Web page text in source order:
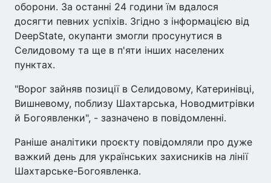
оборони. За останні 24 години їм вдалося
досягти певних успіхів. Згідно з інформацією від
DeepState, окупанти змогли просунутися в
Селидовому та ще в п'яти інших населених
пунктах.
"Ворог зайняв позиції в Селидовому, Катеринівці,
Вишневому, поблизу Шахтарська, Новодмитрівки
й Богоявленки", - зазначено в повідомленні.
Раніше аналітики проєкту повідомляли про дуже
важкий день для українських захисників на лінії
Шахтарське-Богоявленка.